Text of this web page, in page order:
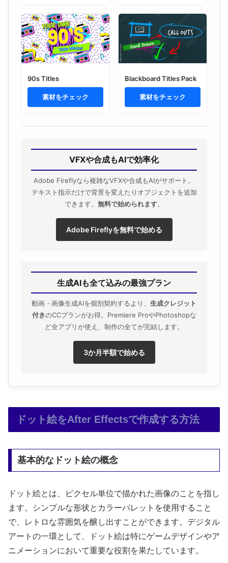
90s Titles
素材をチェック
Blackboard Titles Pack
素材をチェック
VFXや合成もAIで効率化
Adobe Fireflyなら複雑なVFXや合成もAIがサポート。
テキスト指示だけで背景を変えたりオブジェクトを追加
できます。 無料で始められます。
Adobe Fireflyを無料で始める
生成AIも全て込みの最強プラン
動画・画像生成AIを個別契約するより、 生成クレジット
付きのCCプランがお得。Premiere ProやPhotoshopな
ど全アプリが使え、制作の全てが完結します。
3か月半額で始める
ドット絵をAfter Effectsで作成する方法
基本的なドット絵の概念
ドット絵とは、ピクセル単位で描かれた画像のことを指し
ます。シンプルな形状とカラーパレットを使用すること
で、レトロな雰囲気を醸し出すことができます。デジタル
アートの一環として、ドット絵は特にゲームデザインやア
ニメーションにおいて重要な役割を果たしています。